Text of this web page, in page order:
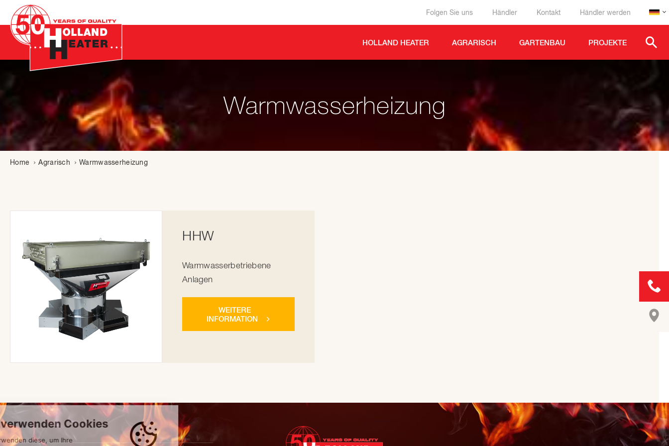
Folgen Sie uns Händler Kontakt Händler werden
HOLLAND HEATER AGRARISCH GARTENBAU PROJEKTE
Warmwasserheizung
Home Agrarisch Warmwasserheizung
HHW
Warmwasserbetriebene
Anlagen
WEITERE
INFORMATION